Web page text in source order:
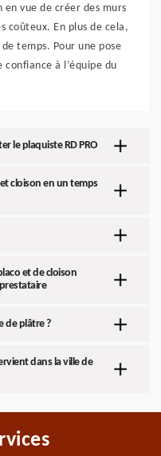
vue de créer des murs
coûteux. En plus de cela,
temps. Pour une pose
confiance à l’équipe du
le plaquiste RD PRO
cloison en un temps
et de cloison
de plâtre ?
dans la ville de